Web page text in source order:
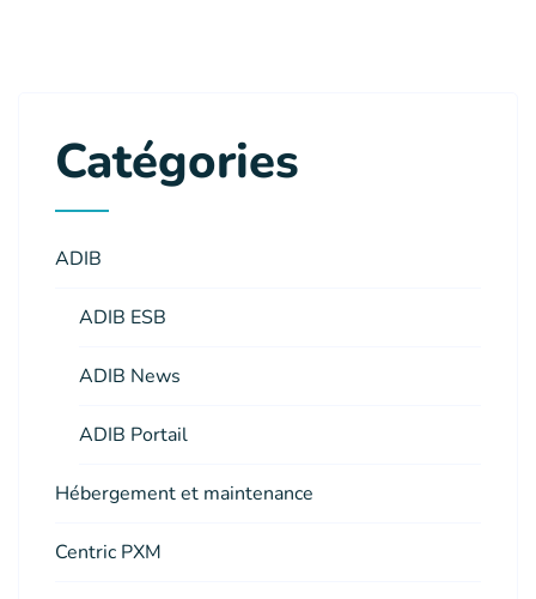
Catégories
ADIB
ADIB ESB
ADIB News
ADIB Portail
Hébergement et maintenance
Centric PXM